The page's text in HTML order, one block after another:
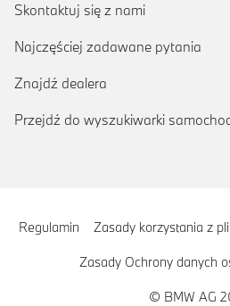
Skontaktuj się z nami
Najczęściej zadawane pytania
Znajdź dealera
Przejdź do wyszukiwarki
Regulamin Zasady korzystania z
Zasady Ochrony danych
© BMW AG